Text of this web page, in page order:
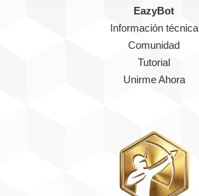
EazyBot
Información técnica
Comunidad
Tutorial
Unirme Ahora